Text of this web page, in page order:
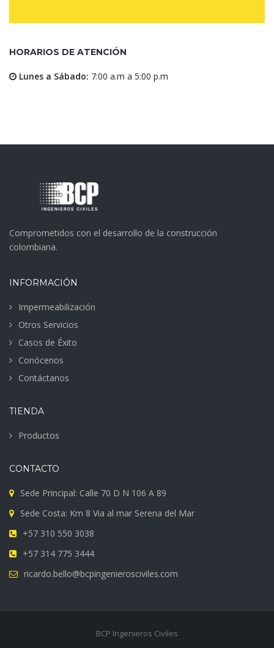
HORARIOS DE ATENCIÓN
Lunes a Sábado: 7:00 a.m a 5:00 p.m
Comprometidos con el desarrollo de la construcción
colombiana.
INFORMACIÓN
Impermeabilización
Otros Servicios
Casos de Éxito
Conócenos
Contáctanos
TIENDA
Productos
CONTACTO
Sede Principal: Calle 70 D N 106 A 89
Sede Costa: Km 8 Via al mar Serena del Mar
+57 310 550 3038
+57 314 775 3444
ricardo.bello@bcpingenierosciviles.com
BCP Ingenieros Civiles